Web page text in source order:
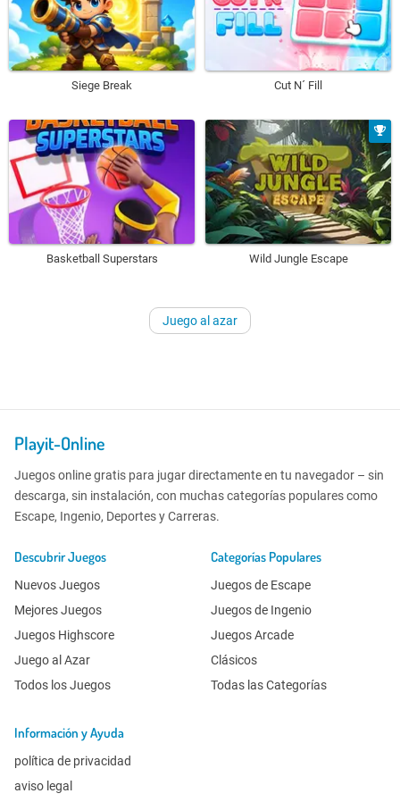
Siege Break Cut N´ Fill
Basketball Superstars Wild Jungle Escape
Juego al azar
Playit-Online
Juegos online gratis para jugar directamente en tu navegador – sin
descarga, sin instalación, con muchas categorías populares como
Escape, Ingenio, Deportes y Carreras.
Descubrir Juegos
Nuevos Juegos
Mejores Juegos
Juegos Highscore
Juego al Azar
Todos los Juegos
Categorías Populares
Juegos de Escape
Juegos de Ingenio
Juegos Arcade
Clásicos
Todas las Categorías
Información y Ayuda
política de privacidad
aviso legal